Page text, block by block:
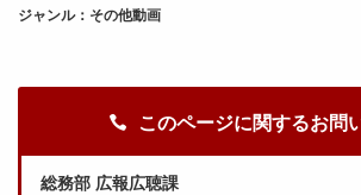
ジャンル：その他動画
このページに関するお問
総務部 広報広聴課